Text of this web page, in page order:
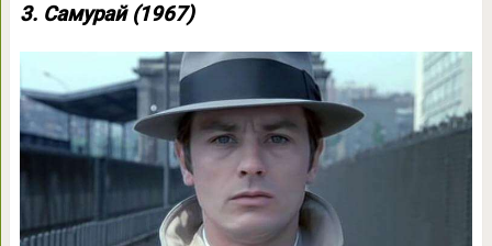
3. Самурай (1967)